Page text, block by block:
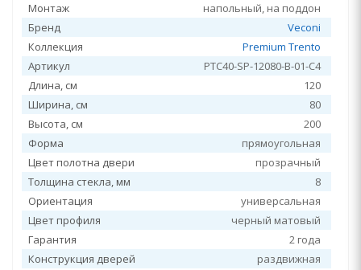
Монтаж
напольный, на поддон
Бренд
Veconi
Коллекция
Premium Trento
Артикул
PTC40-SP-12080-B-01-C4
Длина, см
120
Ширина, см
80
Высота, см
200
Форма
прямоугольная
Цвет полотна двери
прозрачный
Толщина стекла, мм
8
Ориентация
универсальная
Цвет профиля
черный матовый
Гарантия
2 года
Конструкция дверей
раздвижная